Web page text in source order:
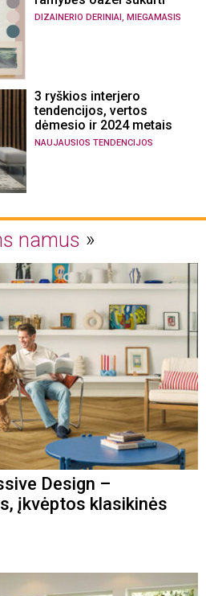
DIZAINERIO DERINIAI, MIEGAMASIS
3 ryškios interjero
tendencijos, vertos
dėmesio ir 2024 metais
NAUJAUSIOS TENDENCIJOS
namus
Design –
įkvėptos klasikinės